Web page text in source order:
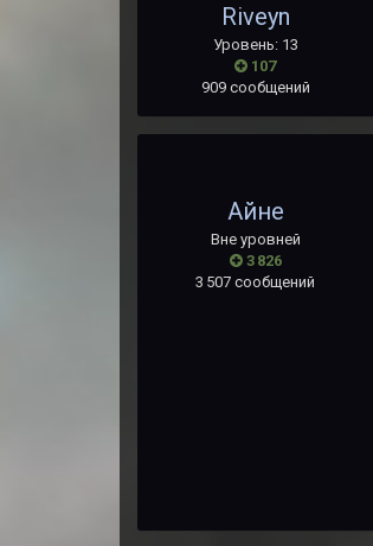
Riveyn
Уровень: 13
107
909 сообщений
Айне
Вне уровней
3 826
3 507 сообщений